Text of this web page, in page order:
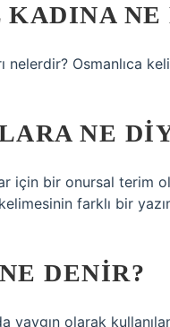
NE
Osmanlıca
NE
için bir onursal terim
farklı bir
DENIR?
yaygın olarak